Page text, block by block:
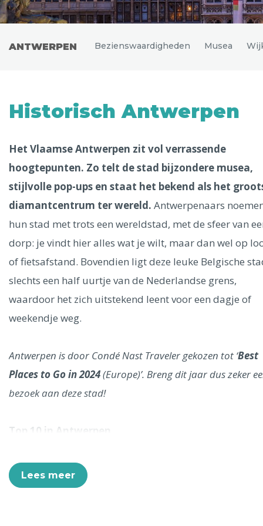
Uitgelichte bestemmingen
Alle steden
Phoenix
Dresden
Ålesund
Parijs Tokio Amsterdam
Dublin
Hong Kong München Wenen Budapest
Madrid
Vancouver
Alles bekijken
ANTWERPEN Bezienswaardigheden Musea
Historisch Antwerpen
Het Vlaamse Antwerpen zit vol verrassende
hoogtepunten. Zo telt de stad bijzondere musea,
stijlvolle pop-ups en staat het bekend als het
diamantcentrum ter wereld. Antwerpenaars
hun stad met trots een wereldstad, met de sfeer van
dorp: je vindt hier alles wat je wilt, maar dan wel op
of fietsafstand. Bovendien ligt deze leuke Belgische
slechts een half uurtje van de Nederlandse grens,
waardoor het zich uitstekend leent voor een dagje of
weekendje weg.
Antwerpen is door Condé Nast Traveler gekozen tot ‘Best
Places to Go in 2024(Europe)’. Breng dit jaar dus zeker
bezoek aan deze stad!
Top 10 in Antwerpen
tijdens je stedentrip. We geven tips over
bezienswaardigheden, musea en activiteiten, maar
Lees meer